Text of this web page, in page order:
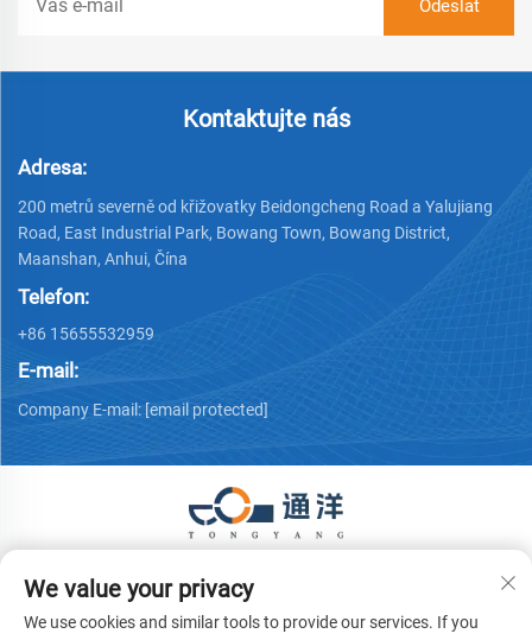
Kontaktujte nás
Adresa:
200 metrů severně od křižovatky Beidongcheng Road a Yalujiang
Road, East Industrial Park, Bowang Town, Bowang District,
Maanshan, Anhui, Čína
Telefon:
+86 15655532959
E-mail:
Company E-mail: [email protected]
Copyright © 2026 Ma'anshan Tongyang Machinery Equipment
Co., Ltd. Všechna práva vyhrazena.
Zásady ochrany soukromí
We value your privacy
We use cookies and similar tools to provide our services. If you